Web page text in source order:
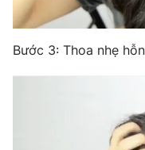
Bước 3: Thoa nhẹ